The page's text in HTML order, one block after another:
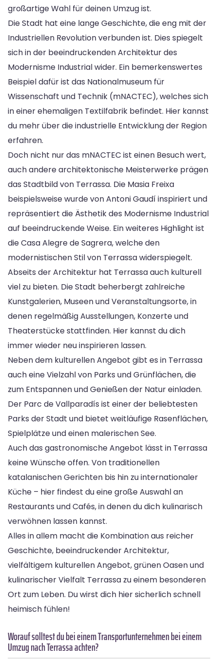
großartige Wahl für deinen Umzug ist.
Die Stadt hat eine lange Geschichte, die eng mit der
Industriellen Revolution verbunden ist. Dies spiegelt
sich in der beeindruckenden Architektur des
Modernisme Industrial wider. Ein bemerkenswertes
Beispiel dafür ist das Nationalmuseum für
Wissenschaft und Technik (mNACTEC), welches sich
in einer ehemaligen Textilfabrik befindet. Hier kannst
du mehr über die industrielle Entwicklung der Region
erfahren.
Doch nicht nur das mNACTEC ist einen Besuch wert,
auch andere architektonische Meisterwerke prägen
das Stadtbild von Terrassa. Die Masia Freixa
beispielsweise wurde von Antoni Gaudí inspiriert und
repräsentiert die Ästhetik des Modernisme Industrial
auf beeindruckende Weise. Ein weiteres Highlight ist
die Casa Alegre de Sagrera, welche den
modernistischen Stil von Terrassa widerspiegelt.
Abseits der Architektur hat Terrassa auch kulturell
viel zu bieten. Die Stadt beherbergt zahlreiche
Kunstgalerien, Museen und Veranstaltungsorte, in
denen regelmäßig Ausstellungen, Konzerte und
Theaterstücke stattfinden. Hier kannst du dich
immer wieder neu inspirieren lassen.
Neben dem kulturellen Angebot gibt es in Terrassa
auch eine Vielzahl von Parks und Grünflächen, die
zum Entspannen und Genießen der Natur einladen.
Der Parc de Vallparadís ist einer der beliebtesten
Parks der Stadt und bietet weitläufige Rasenflächen,
Spielplätze und einen malerischen See.
Auch das gastronomische Angebot lässt in Terrassa
keine Wünsche offen. Von traditionellen
katalanischen Gerichten bis hin zu internationaler
Küche – hier findest du eine große Auswahl an
Restaurants und Cafés, in denen du dich kulinarisch
verwöhnen lassen kannst.
Alles in allem macht die Kombination aus reicher
Geschichte, beeindruckender Architektur,
vielfältigem kulturellen Angebot, grünen Oasen und
kulinarischer Vielfalt Terrassa zu einem besonderen
Ort zum Leben. Du wirst dich hier sicherlich schnell
heimisch fühlen!
Worauf solltest du bei einem Transportunternehmen bei einem
Umzug nach Terrassa achten?